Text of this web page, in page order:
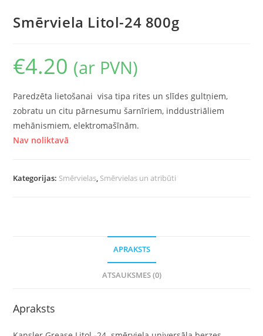
Smērviela Litol-24 800g
€4.20 (ar PVN)
Paredzēta lietošanai visa tipa rites un slīdes gultņiem,
zobratu un citu pārnesumu šarnīriem, inddustriāliem
mehānismiem, elektromašīnām.
Nav noliktavā
Kategorijas: Smērvielas, Smērvielas un atribūti
APRAKSTS
ATSAUKSMES (0)
Apraksts